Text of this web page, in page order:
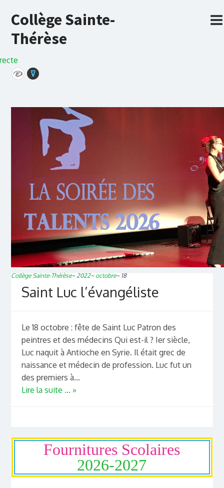
Collège Sainte-
Thérèse
⊽
Collège Sainte-Thérèse~ 2022~ octobre~ 18
Saint Luc l’évangéliste
Le 18 octobre : fête de Saint Luc Patron des
peintres et des médecins Qui est-il ? Ier siècle,
Luc naquit à Antioche en Syrie. Il était grec de
naissance et médecin de profession. Luc fut un
des premiers à...
Lire la suite ... »
Fournitures Scolaires
2026-2027